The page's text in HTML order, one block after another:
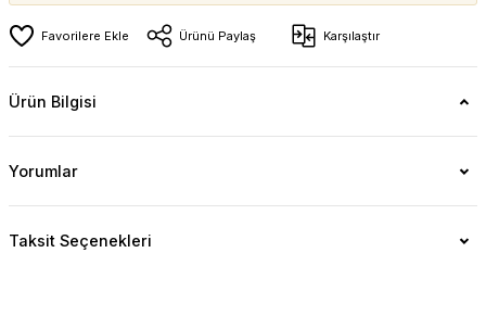
Ürünü Paylaş Karşılaştır
Ürün Bilgisi
Yorumlar
Taksit Seçenekleri